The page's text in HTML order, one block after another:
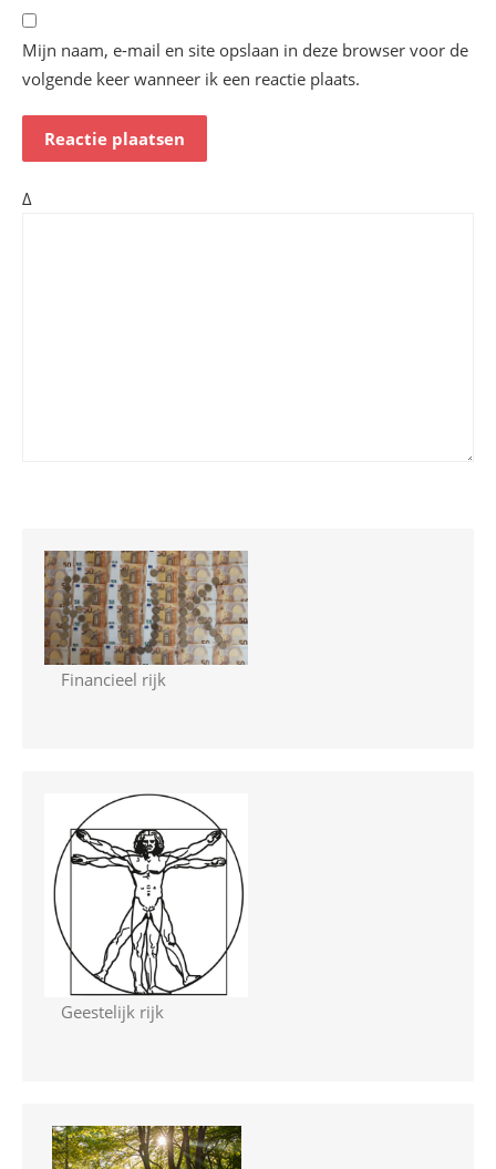
Mijn naam, e-mail en site opslaan in deze browser voor de
volgende keer wanneer ik een reactie plaats.
Δ
Financieel rijk
Geestelijk rijk